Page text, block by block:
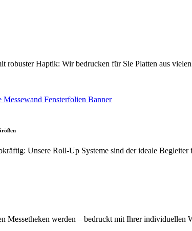
robuster Haptik: Wir bedrucken für Sie Platten aus
Messewand Fensterfolien Banner
Unsere Roll-Up Systeme sind der ideale Begleiter
Messetheken werden – bedruckt mit Ihrer